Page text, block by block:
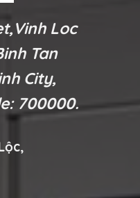
Loc
Tan
City,
700000.